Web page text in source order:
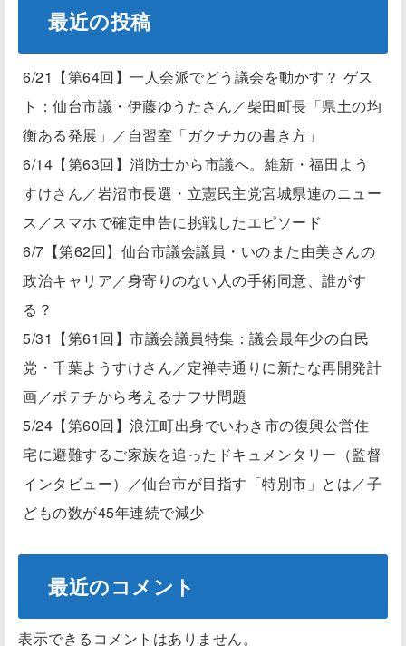
最近の投稿
6/21【第64回】一人会派でどう議会を動かす？ ゲス
ト：仙台市議・伊藤ゆうたさん／柴田町長「県土の均
衡ある発展」／自習室「ガクチカの書き方」
6/14【第63回】消防士から市議へ。維新・福田よう
すけさん／岩沼市長選・立憲民主党宮城県連のニュー
ス／スマホで確定申告に挑戦したエピソード
6/7【第62回】仙台市議会議員・いのまた由美さんの
政治キャリア／身寄りのない人の手術同意、誰がす
る？
5/31【第61回】市議会議員特集：議会最年少の自民
党・千葉ようすけさん／定禅寺通りに新たな再開発計
画／ポテチから考えるナフサ問題
5/24【第60回】浪江町出身でいわき市の復興公営住
宅に避難するご家族を追ったドキュメンタリー（監督
インタビュー）／仙台市が目指す「特別市」とは／子
どもの数が45年連続で減少
最近のコメント
表示できるコメントはありません。